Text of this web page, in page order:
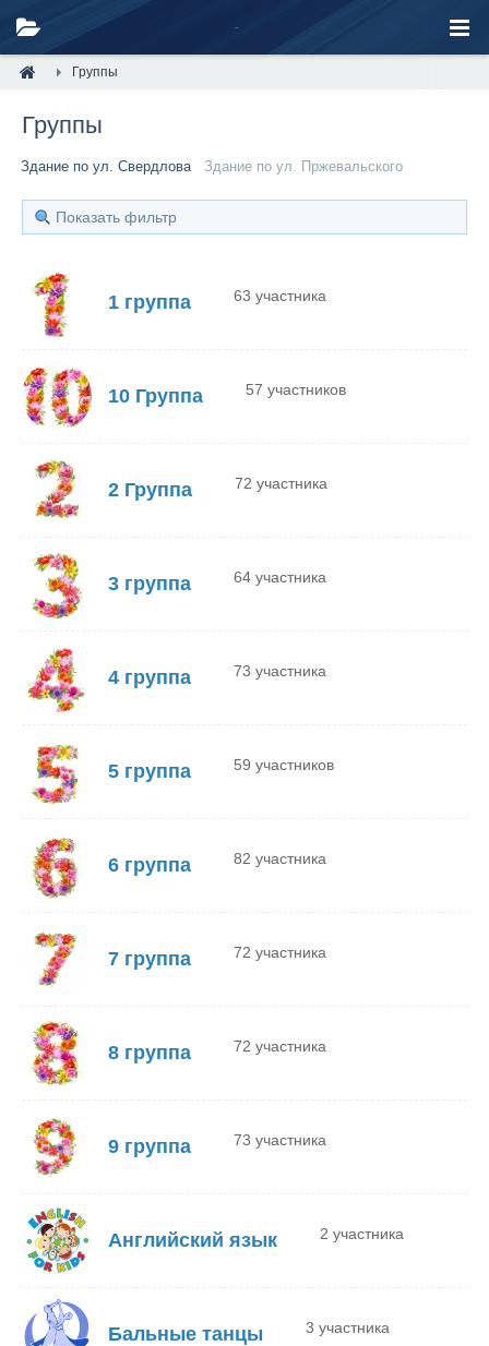
Группы
Группы
Здание по ул. Свердлова Здание по ул. Пржевальского
Показать фильтр
1 группа 63 участника
10 Группа 57 участников
2 Группа 72 участника
3 группа 64 участника
4 группа 73 участника
5 группа 59 участников
6 группа 82 участника
7 группа 72 участника
8 группа 72 участника
9 группа 73 участника
Английский язык 2 участника
Бальные танцы 3 участника